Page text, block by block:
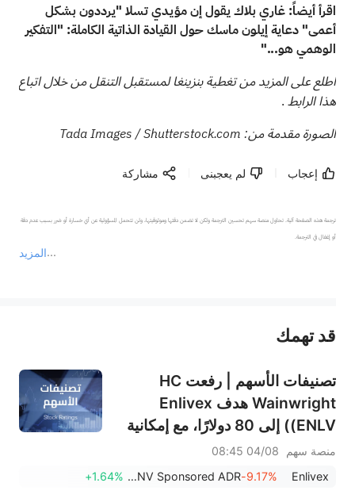
اقرأ أيضاً: غاري بلاك يقول إن مؤيدي تسلا "يرددون بشكل
أعمى" دعاية إيلون ماسك حول القيادة الذاتية الكاملة: "التفكير
الوهمي هو..."
اطلع على المزيد من تغطية بنزينغا لمستقبل التنقل من خلال اتباع
هذا الرابط.
الصورة مقدمة من: Tada Images / Shutterstock.com
إعجاب لم يعجبنى مشاركة
المزيد
ترجمة هذه الصفحة آلية. تحاول منصة سهم تحسين الترجمة ولكن لا تضمن دقتها وموثوقيتها، ولن تتحمل المسؤولية عن أي خسارة أو ضرر بسبب عدم دقة
أو إغفال في الترجمة.
عند الضرورة، يرجى استشارة مستشار استثمار محترف. لا تقدم منصة سهم أي مشورة استثمارية، ولا تقدم أي التزامات أو ضمانات.
قد تهمك
تصنيفات الأسهم | رفعت HC
Wainwright هدف Enlivex
(ENLV) إلى 80 دولارًا، مع إمكانية
Piper Sandler تغطية
منصة سهم
04/08 08:45
Enlivex
-9.17%
Pharming Group NV Sponsored ADR
+1.64%